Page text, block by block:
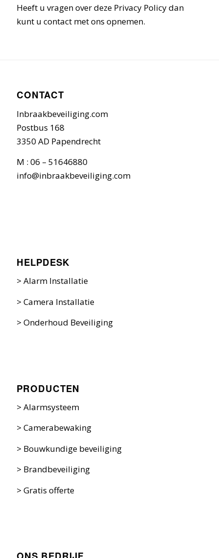
Heeft u vragen over deze Privacy Policy dan
kunt u contact met ons opnemen.
CONTACT
Inbraakbeveiliging.com
Postbus 168
3350 AD Papendrecht
M : 06 – 51646880
info@inbraakbeveiliging.com
HELPDESK
> Alarm Installatie
> Camera Installatie
> Onderhoud Beveiliging
PRODUCTEN
> Alarmsysteem
> Camerabewaking
> Bouwkundige beveiliging
> Brandbeveiliging
> Gratis offerte